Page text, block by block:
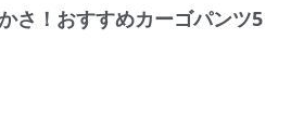
さ！おすすめカーゴパンツ5